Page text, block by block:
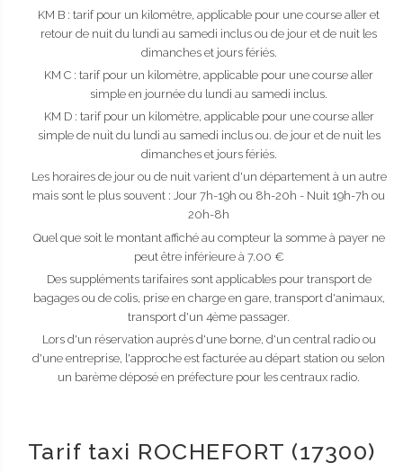
KM B : tarif pour un kilomètre, applicable pour une course aller et
retour de nuit du lundi au samedi inclus ou de jour et de nuit les
dimanches et jours fériés.
KM C : tarif pour un kilomètre, applicable pour une course aller
simple en journée du lundi au samedi inclus.
KM D : tarif pour un kilomètre, applicable pour une course aller
simple de nuit du lundi au samedi inclus ou. de jour et de nuit les
dimanches et jours fériés.
Les horaires de jour ou de nuit varient d'un département à un autre
mais sont le plus souvent : Jour 7h-19h ou 8h-20h - Nuit 19h-7h ou
20h-8h
Quel que soit le montant affiché au compteur la somme à payer ne
peut être inférieure à 7.00 €
Des suppléments tarifaires sont applicables pour transport de
bagages ou de colis, prise en charge en gare, transport d'animaux,
transport d'un 4ème passager.
Lors d'un réservation auprès d'une borne, d'un central radio ou
d'une entreprise, l'approche est facturée au départ station ou selon
un barème déposé en préfecture pour les centraux radio.
Tarif taxi ROCHEFORT (17300)